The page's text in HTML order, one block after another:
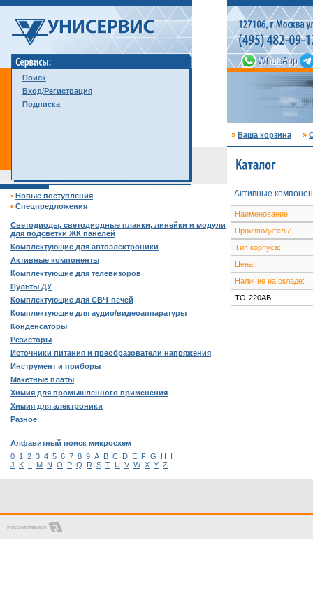
Поиск
Вход/Регистрация
Подписка
» Ваша корзина »
• Новые поступления
• Спецпредложения
Светодиоды, светодиодные планки, линейки и модули
для подсветки ЖК панелей
Комплектующие для автоэлектроники
Активные компоненты
Комплектующие для телевизоров
Пульты ДУ
Комплектующие для СВЧ-печей
Комплектующие для аудио/видеоаппаратуры
Конденсаторы
Резисторы
Источники питания и преобразователи напряжения
Инструмент и приборы
Макетные платы
Химия для промышленного применения
Химия для электроники
Разное
Алфавитный поиск микросхем
0 1 2 3 4 5 6 7 8 9 A B C D E F G H
I
J
K L M N O P Q R S T U V W X Y Z
Активные
Наименование:
Производитель:
Тип корпуса:
Цена:
Наличие на складе:
TO-220AB